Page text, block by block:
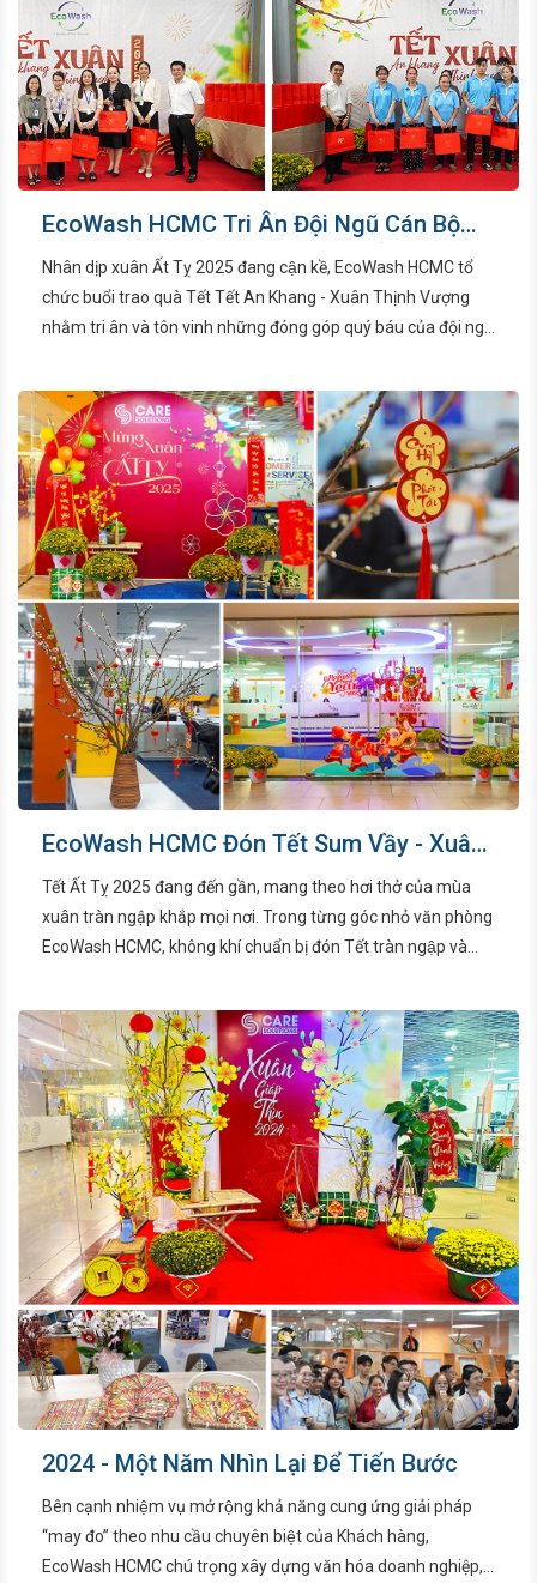
EcoWash HCMC Tri Ân Đội Ngũ Cán Bộ
Nhân Viên Với Chương Trình Tết An
Khang - Xuân Thịnh Vượng
Nhân dịp xuân Ất Tỵ 2025 đang cận kề, EcoWash HCMC tổ
chức buổi trao quà Tết Tết An Khang - Xuân Thịnh Vượng
nhằm tri ân và tôn vinh những đóng góp quý báu của đội ngũ
kiện đã diễn ra vào ngày 20 tháng 1 năm 2025 tại khuôn viên
nhà máy EcoWash, khu công nghiệp Hiệp Phước, huyện Nhà
Bè, TP. Hồ Chí Minh.
EcoWash HCMC Đón Tết Sum Vầy - Xuân
Đoàn Viên
Tết Ất Tỵ 2025 đang đến gần, mang theo hơi thở của mùa
xuân tràn ngập khắp mọi nơi. Trong từng góc nhỏ văn phòng
EcoWash HCMC, không khí chuẩn bị đón Tết tràn ngập và
trí tỉ mỉ, mang đến một không gian ấm áp và rộn ràng, sẵn
sàng chào đón năm mới sắp về.
2024 - Một Năm Nhìn Lại Để Tiến Bước
Bên cạnh nhiệm vụ mở rộng khả năng cung ứng giải pháp
“may đo” theo nhu cầu chuyên biệt của Khách hàng,
EcoWash HCMC chú trọng xây dựng văn hóa doanh nghiệp,